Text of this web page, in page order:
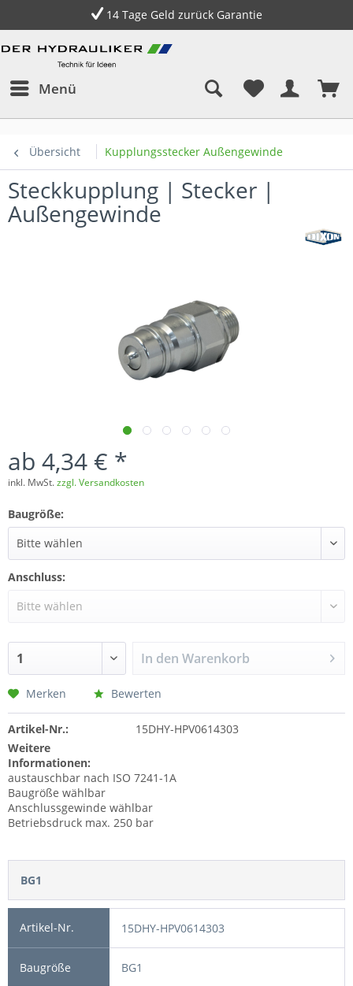
Expressversand deutschlandweit
Menü
Übersicht Kupplungsstecker Außengewinde
Steckkupplung | Stecker |
Außengewinde
ab 4,34 € *
inkl. MwSt.zzgl. Versandkosten
Baugröße:
Anschluss:
In den Warenkorb
Merken Bewerten
Artikel-Nr.:
15DHY-HPV0614303
Weitere
Informationen:
austauschbar nach ISO 7241-1A
Baugröße wählbar
Anschlussgewinde wählbar
Betriebsdruck max. 250 bar
BG1
15DHY-HPV0614303
BG1